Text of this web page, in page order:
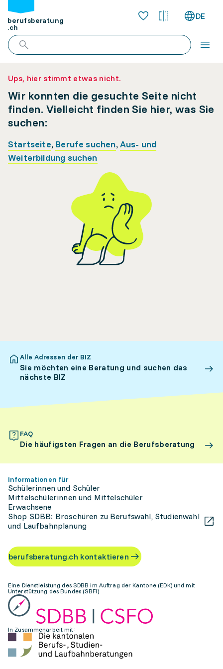
berufsberatung
.ch
DE
Ups, hier stimmt etwas nicht.
Wir konnten die gesuchte Seite nicht
finden. Vielleicht finden Sie hier, was Sie
suchen:
Startseite, Berufe suchen,Aus- und
Weiterbildung suchen
Alle Adressen der BIZ
Sie möchten eine Beratung und suchen das
nächste BIZ
FAQ
Die häufigsten Fragen an die Berufsberatung
Informationen für
Schülerinnen und Schüler
Mittelschülerinnen und Mittelschüler
Erwachsene
Shop SDBB: Broschüren zu Berufswahl, Studienwahl
und Laufbahnplanung
berufsberatung.ch kontaktieren
Eine Dienstleistung des SDBB im Auftrag der Kantone (EDK) und mit
Unterstützung des Bundes (SBFI)
In Zusammenarbeit mit: